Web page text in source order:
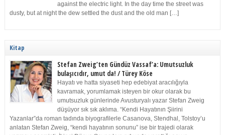
against the electric light. In the day time the street was
dusty, but at night the dew settled the dust and the old man […]
Kitap
Stefan Zweig’ten Gündüz Vassaf’a: Umutsuzluk
bulaşıcıdır, umut da! / Türey Köse
Hayatı ve hatta siyaseti hep edebiyat aracılığıyla
kavramak, yorumlamak isteyen bir okur olarak bu
umutsuzluk günlerinde Avusturyalı yazar Stefan Zweig
düşüyor sık sık aklıma. “Kendi Hayatının Şiirini
Yazanlar”da roman tadında biyografilerle Casanova, Stendhal, Tolstoy’u
anlatan Stefan Zweig, “kendi hayatının sonunu” ise bir trajedi olarak